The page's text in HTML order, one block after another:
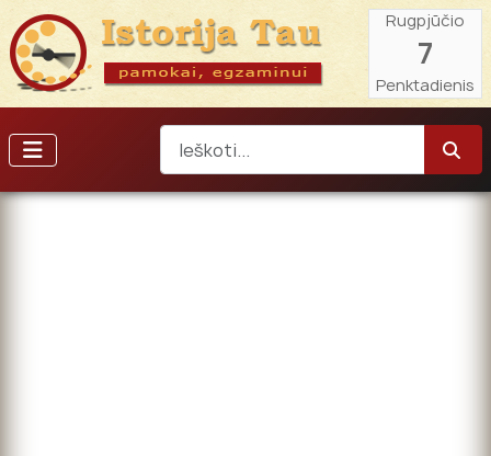
Rugpjūčio
7
Penktadienis